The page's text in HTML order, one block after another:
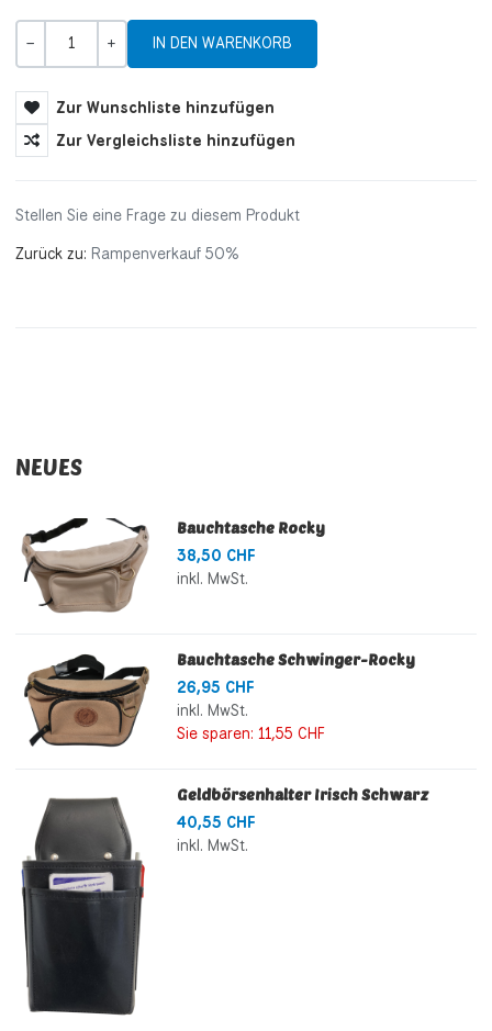
Zur Wunschliste hinzufügen
Zur Vergleichsliste hinzufügen
Stellen Sie eine Frage zu diesem Produkt
Zurück zu: Rampenverkauf 50%
NEUES
Bauchtasche Rocky
38,50 CHF
inkl. MwSt.
Bauchtasche Schwinger-Rocky
26,95 CHF
inkl. MwSt.
Sie sparen: 11,55 CHF
Geldbörsenhalter Irisch Schwarz
40,55 CHF
inkl. MwSt.